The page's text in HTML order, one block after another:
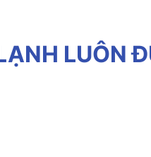
LUÔN